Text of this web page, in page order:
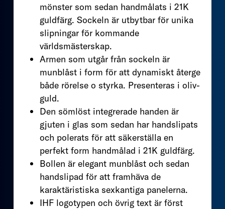
mönster som sedan handmålats i 21K
guldfärg. Sockeln är utbytbar för unika
slipningar för kommande
världsmästerskap.
Armen som utgår från sockeln är
munblåst i form för att dynamiskt återge
både rörelse o styrka. Presenteras i oliv-
guld.
Den sömlöst integrerade handen är
gjuten i glas som sedan har handslipats
och polerats för att säkerställa en
perfekt form handmålad i 21K guldfärg.
Bollen är elegant munblåst och sedan
handslipad för att framhäva de
karaktäristiska sexkantiga panelerna.
IHF logotypen och övrig text är först